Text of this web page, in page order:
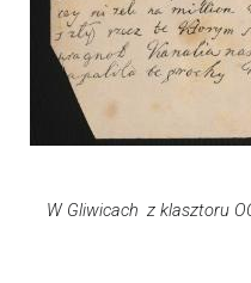
W Gliwicach z klasztoru